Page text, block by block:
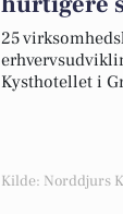
25
Kysthotellet i
Kilde: Norddjurs